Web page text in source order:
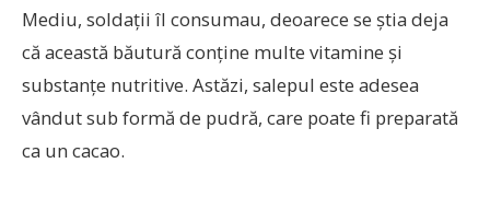
Mediu, soldații îl consumau, deoarece se știa deja
că această băutură conține multe vitamine și
substanțe nutritive. Astăzi, salepul este adesea
vândut sub formă de pudră, care poate fi preparată
ca un cacao.